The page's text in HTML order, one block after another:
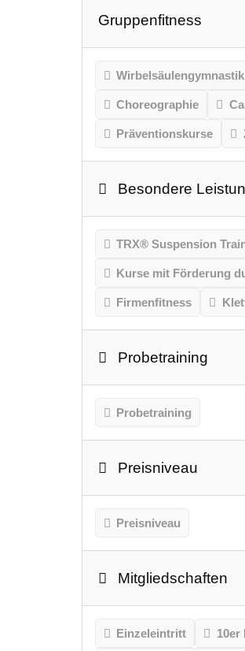
Gruppenfitness
Wirbelsäulengymnastik
Choreographie
Präventionskurse
Besondere
TRX® Suspension
Kurse mit Förderung
Firmenfitness
Probetraining
Probetraining
Preisniveau
Preisniveau
Mitgliedschaften
Einzeleintritt 10er